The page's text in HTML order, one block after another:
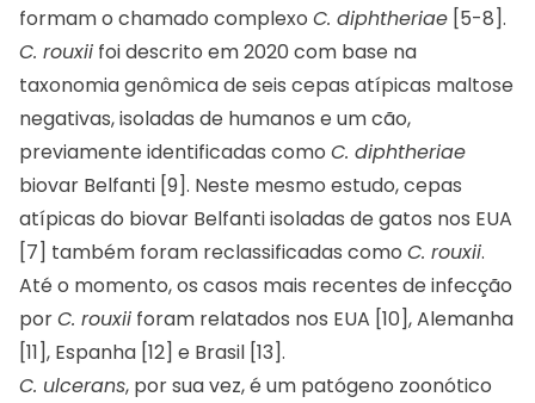
formam o chamado complexo C. diphtheriae [5-8].
C. rouxii foi descrito em 2020 com base na
taxonomia genômica de seis cepas atípicas maltose
negativas, isoladas de humanos e um cão,
previamente identificadas como C. diphtheriae
biovar Belfanti [9]. Neste mesmo estudo, cepas
atípicas do biovar Belfanti isoladas de gatos nos EUA
[7] também foram reclassificadas como C. rouxii.
Até o momento, os casos mais recentes de infecção
porC. rouxii foram relatados nos EUA [10], Alemanha
[11], Espanha [12] e Brasil [13].
C. ulcerans, por sua vez, é um patógeno zoonótico